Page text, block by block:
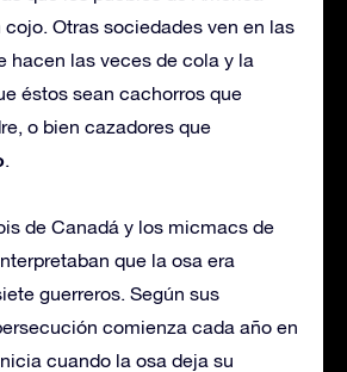
Otras sociedades ven en las
hacen las veces de cola y la
éstos sean cachorros que
o bien cazadores que
.
de Canadá y los micmacs de
que la osa era
guerreros. Según sus
comienza cada año en
cuando la osa deja su